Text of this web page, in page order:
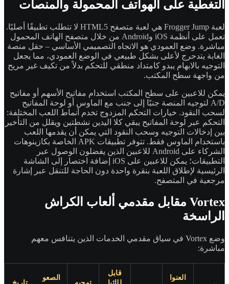
التغطية على الهواتف المحمولة والمنصات
لعبة Frogger Jump هي لعبة متصفح HTML5 لا تتطلب تطبيقًا أصليًا.
تعمل على أنظمة iOS وAndroid من خلال متصفح الهاتف المحمول
مباشرة. وضع العمودي هو الاتجاه التصميمي الأساسي – حقل منصة
الغابة يتدحرج لأعلى بشكل طبيعي في الوضع العمودي، مما يجعل
التوجيه بالابهام يبدو كامتداد منطقي للتحكم بدلاً من تكيف غير مريح
من واجهة سطح المكتب.
يمكن للاعبين على سطح المكتب استخدام مفاتيح الأسهم أو مفاتيح
A/D لتوجيه المنصة جنبًا إلى جنب مع الماوس أو لوحة المفاتيح
لسحب النقود. خيارات التحكم المزدوج تخدم أنماط اللعب المختلفة:
التحكم عبر لوحة المفاتيح يبقي كلا اليدين نشطتين ويقلل من التأخير
بين إدخالات التوجيه وسحب النقود التي يمكن أن يقدمها اللعب
باستخدام الماوس فقط. تتوفر تطبيقات APK الخاصة بكازينوهات
الشركاء على Android للاعبين الذين يفضلون الوصول عبر
التطبيقات؛ يمكن للاعبين على iOS إضافة اختصار إلى الشاشة
الرئيسية لإطلاق اللعبة بنقرة واحدة دون الحاجة للتنقل عبر إشارة
مرجعية في المتصفح.
Vortex مقابل مقدمي ألعاب الكراش
الراسخة
وضع Vortex في سياق مقدمي الخدمات الذين يتنافس معهم
مباشرة:
العنوا
قابل
الصعو